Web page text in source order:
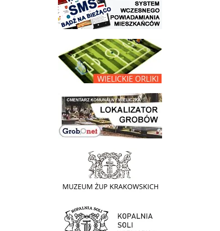
link do opisu projektu Wielickie Orliki
link do lokalizatora grobów na wielickim cmentarzu - grobnet
link do strony - Muzeum Żup Krakowskich Wieliczka
link do strony Kopalni Soli Wieliczka